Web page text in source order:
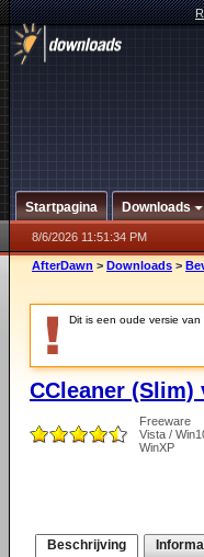
Startpagina Downloads
8/6/2026 11:51:34 PM
AfterDawn > Downloads >
Dit is een oude versie
CCleaner (Slim)
Freeware
Vista /
WinXP
Beschrijving